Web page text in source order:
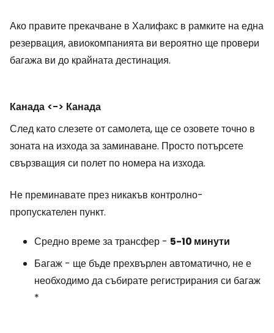
Ако правите прекачване в Халифакс в рамките на една
резервация, авиокомпанията ви вероятно ще провери
багажа ви до крайната дестинация.
Канада <-> Канада
След като слезете от самолета, ще се озовете точно в
зоната на изхода за заминаване. Просто потърсете
свързващия си полет по номера на изхода.
Не преминавате през никакъв контролно-
пропускателен пункт.
Средно време за трансфер - 5-10 минути
Багаж - ще бъде прехвърлен автоматично, не е
необходимо да събирате регистрирания си багаж
*